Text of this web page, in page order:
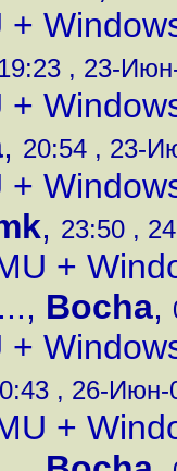
+
, 23-
+
, 20:54 , 23-
+
, 23:50 ,
+
, Bocha,
+
, 26-Июн-
+